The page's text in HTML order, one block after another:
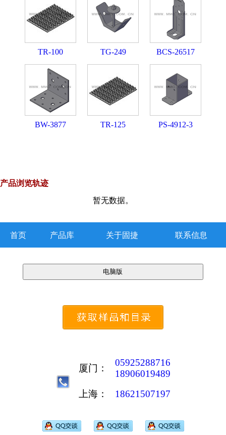
TR-100 TG-249 BCS-26517
BW-3877 TR-125 PS-4912-3
产品浏览轨迹
暂无数据。
首页 产品库 关于固捷 联系信息
厦门：
05925288716
18906019489
上海：
18621507197